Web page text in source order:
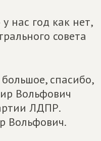
нас год как нет,
совета
спасибо,
Вольфович
ЛДПР.
Вольфович.